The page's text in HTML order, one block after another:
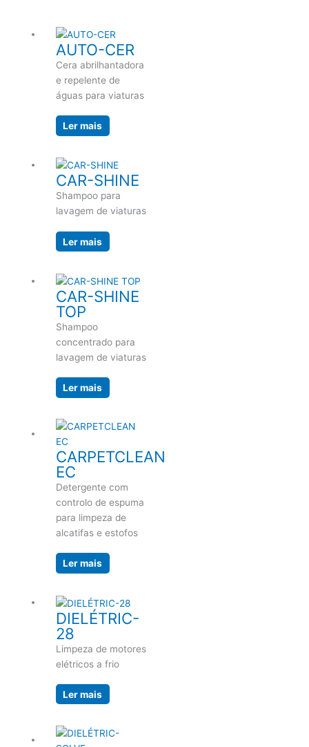
AUTO-CER
Cera abrilhantadora
e repelente de
águas para viaturas
Ler mais
CAR-SHINE
Shampoo para
lavagem de viaturas
Ler mais
CAR-SHINE
TOP
Shampoo
concentrado para
lavagem de viaturas
Ler mais
CARPETCLEAN
EC
Detergente com
controlo de espuma
para limpeza de
alcatifas e estofos
Ler mais
DIELÉTRIC-
28
Limpeza de motores
elétricos a frio
Ler mais